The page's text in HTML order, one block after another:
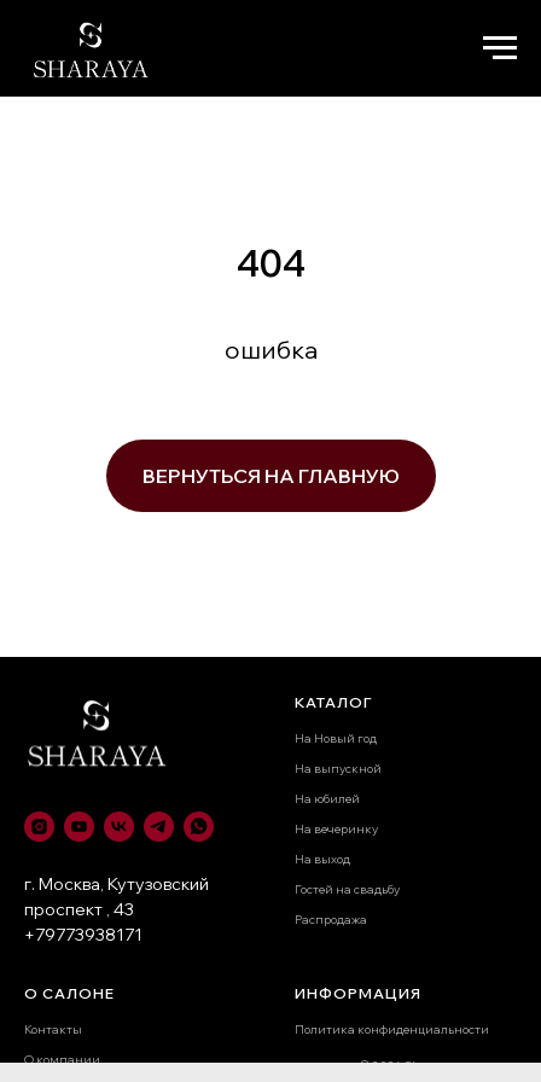
404
ошибка
ВЕРНУТЬСЯ НА ГЛАВНУЮ
г. Москва, Кутузовский
проспект , 43
+79773938171
КАТАЛОГ
На Новый год
На выпускной
На юбилей
На вечеринку
На выход
Гостей на свадьбу
Распродажа
О САЛОНЕ
Контакты
О компании
ИНФОРМАЦИЯ
Политика конфиденциальности
© 2026 Sharaya